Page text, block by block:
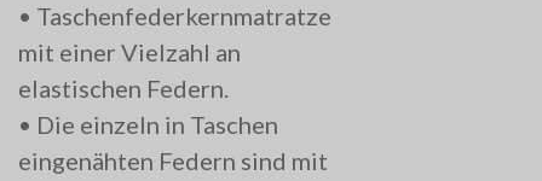
• Taschenfederkernmatratze
mit einer Vielzahl an
elastischen Federn.
• Die einzeln in Taschen
eingenähten Federn sind mit